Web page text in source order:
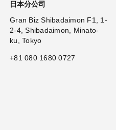
日本分公司
Gran Biz Shibadaimon F1, 1-
2-4, Shibadaimon, Minato-
ku, Tokyo
+81 080 1680 0727